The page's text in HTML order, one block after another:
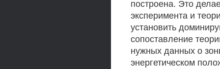
построена. Это
эксперимента и
установить
сопоставление
нужных данных о
энергетическом